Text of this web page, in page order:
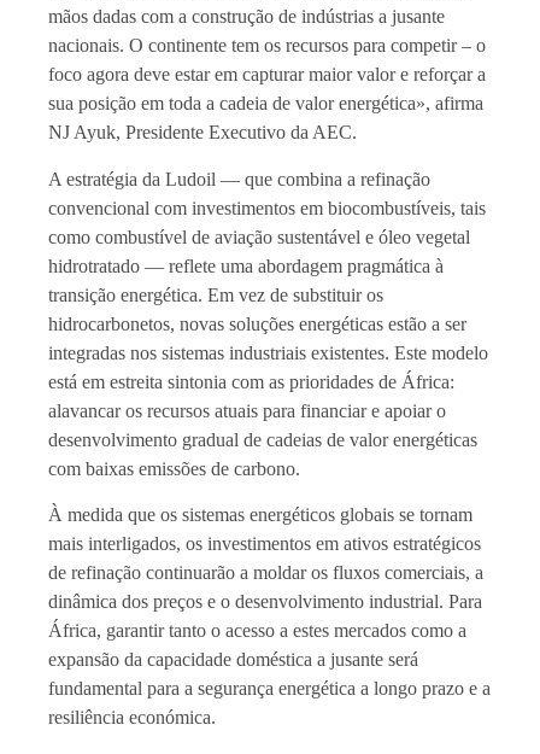
mãos dadas com a construção de indústrias a jusante
nacionais. O continente tem os recursos para competir – o
foco agora deve estar em capturar maior valor e reforçar a
sua posição em toda a cadeia de valor energética», afirma
NJ Ayuk, Presidente Executivo da AEC.
A estratégia da Ludoil — que combina a refinação
convencional com investimentos em biocombustíveis, tais
como combustível de aviação sustentável e óleo vegetal
hidrotratado — reflete uma abordagem pragmática à
transição energética. Em vez de substituir os
hidrocarbonetos, novas soluções energéticas estão a ser
integradas nos sistemas industriais existentes. Este modelo
está em estreita sintonia com as prioridades de África:
alavancar os recursos atuais para financiar e apoiar o
desenvolvimento gradual de cadeias de valor energéticas
com baixas emissões de carbono.
À medida que os sistemas energéticos globais se tornam
mais interligados, os investimentos em ativos estratégicos
de refinação continuarão a moldar os fluxos comerciais, a
dinâmica dos preços e o desenvolvimento industrial. Para
África, garantir tanto o acesso a estes mercados como a
expansão da capacidade doméstica a jusante será
fundamental para a segurança energética a longo prazo e a
resiliência económica.